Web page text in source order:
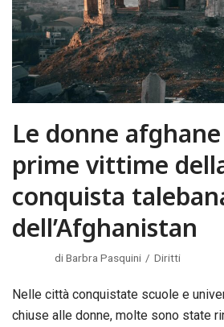
Le donne
prime vittime
conquista
dell’Afghanistan
diBarbra Pasquini Diritti
Nelle città conquistate scuole e
chiuse alle donne, molte sono state